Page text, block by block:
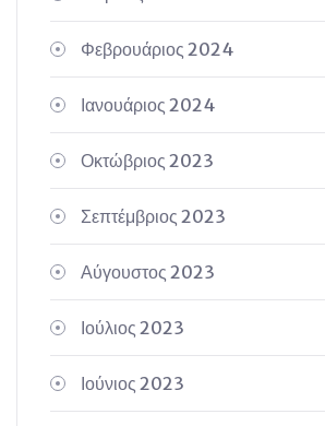
Φεβρουάριος 2024
Ιανουάριος 2024
Οκτώβριος 2023
Σεπτέμβριος 2023
Αύγουστος 2023
Ιούλιος 2023
Ιούνιος 2023